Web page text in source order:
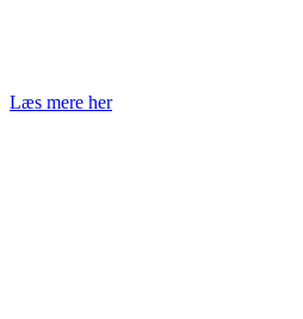
Læs mere her